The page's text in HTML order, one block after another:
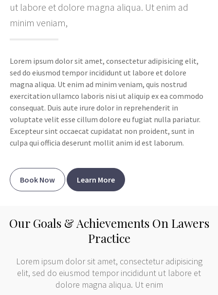
ut labore et dolore magna aliqua. Ut enim ad
minim veniam,
Lorem ipsum dolor sit amet, consectetur adipisicing elit,
sed do eiusmod tempor incididunt ut labore et dolore
magna aliqua. Ut enim ad minim veniam, quis nostrud
exercitation ullamco laboris nisi ut aliquip ex ea commodo
consequat. Duis aute irure dolor in reprehenderit in
voluptate velit esse cillum dolore eu fugiat nulla pariatur.
Excepteur sint occaecat cupidatat non proident, sunt in
culpa qui officia deserunt mollit anim id est laborum.
Book Now Learn More
Our Goals & Achievements On Lawers
Practice
Lorem ipsum dolor sit amet, consectetur adipisicing
elit, sed do eiusmod tempor incididunt ut labore et
dolore magna aliqua. Ut enim